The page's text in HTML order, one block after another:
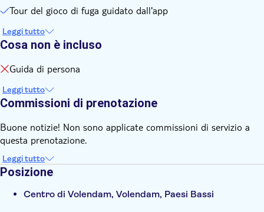
Tour del gioco di fuga guidato dall'app
Leggi tutto
Cosa non è incluso
Guida di persona
Leggi tutto
Commissioni di prenotazione
Buone notizie! Non sono applicate commissioni di servizio a
questa prenotazione.
Leggi tutto
Posizione
Centro di Volendam, Volendam, Paesi Bassi